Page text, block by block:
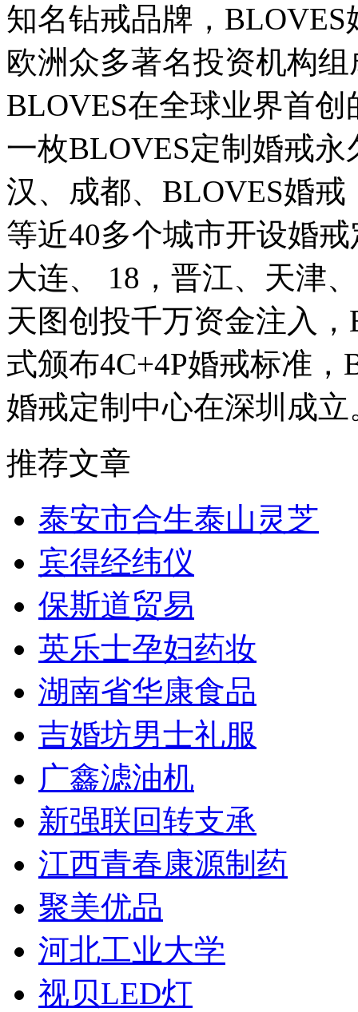
知名钻戒品牌，
欧洲众多著名投资机构
BLOVES在全球业界首
一枚BLOVES定制婚戒
汉、成都、BLOVES婚
等近40多个城市开设婚
大连、 18，晋江、天津
天图创投千万资金注入
式颁布4C+4P婚戒标准
婚戒定制中心在深圳成立
推荐文章
泰安市合生泰山灵芝
宾得经纬仪
保斯道贸易
英乐士孕妇药妆
湖南省华康食品
吉婚坊男士礼服
广鑫滤油机
新强联回转支承
江西青春康源制药
聚美优品
河北工业大学
视贝LED灯